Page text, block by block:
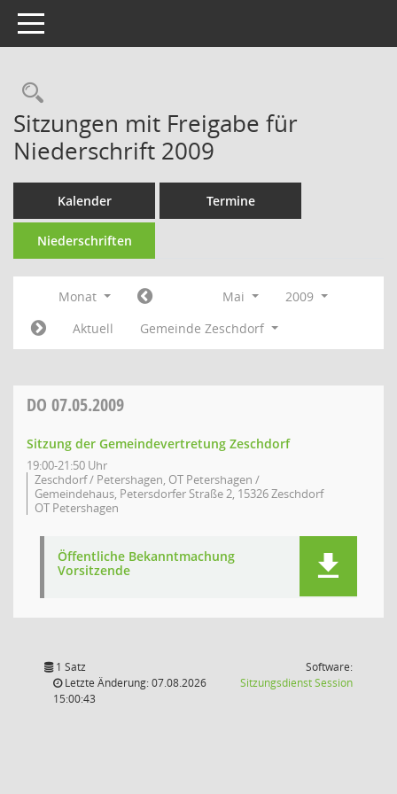
Toggle navigation
Rechercheauswahl
Sitzungen mit Freigabe für
Niederschrift 2009
Kalender Termine
Niederschriften
Monat Mai
2009
Aktuell
Gemeinde Zeschdorf
DO 07.05.2009
Sitzung der Gemeindevertretung Zeschdorf
19:00-21:50 Uhr
Zeschdorf / Petershagen, OT Petershagen /
Gemeindehaus, Petersdorfer Straße 2, 15326 Zeschdorf
OT Petershagen
Öffentliche Bekanntmachung
Vorsitzende
1 Satz
Letzte Änderung: 07.08.2026
15:00:43
Software:
SitzungsdienstSession(Wird in